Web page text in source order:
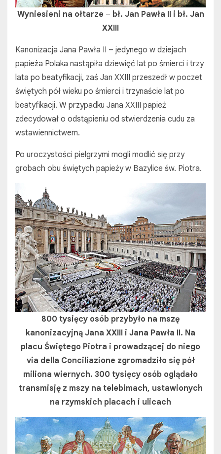
Wyniesieni na ołtarze – bł. Jan Pawła II i bł. Jan
XXIII
Kanonizacja Jana Pawła II – jedynego w dziejach
papieża Polaka nastąpiła dziewięć lat po śmierci i trzy
lata po beatyfikacji, zaś Jan XXIII przeszedł w poczet
świętych pół wieku po śmierci i trzynaście lat po
beatyfikacji. W przypadku Jana XXIII papież
zdecydował o odstąpieniu od stwierdzenia cudu za
wstawiennictwem.
Po uroczystości pielgrzymi mogli modlić się przy
grobach obu świętych papieży w Bazylice św. Piotra.
800 tysięcy osób przybyło na mszę
kanonizacyjną Jana XXIII i Jana Pawła II. Na
placu Świętego Piotra i prowadzącej do niego
via della Conciliazione zgromadziło się pół
miliona wiernych. 300 tysięcy osób oglądało
transmisję z mszy na telebimach, ustawionych
na rzymskich placach i ulicach